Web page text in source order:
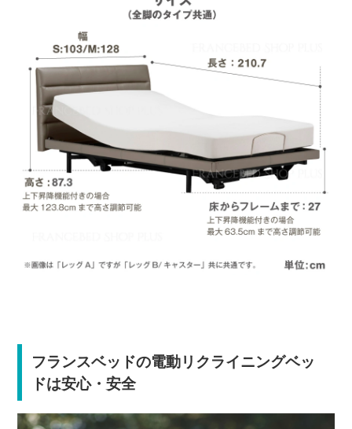
フランスベッドの電動リクライニングベッ
ドは安心・安全